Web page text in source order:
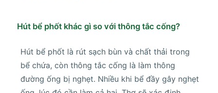
Hút bể phốt khác gì so với thông tắc cống?
Hút bể phốt là rút sạch bùn và chất thải trong
bể chứa, còn thông tắc cống là làm thông
đường ống bị nghẹt. Nhiều khi bể đầy gây nghẹt